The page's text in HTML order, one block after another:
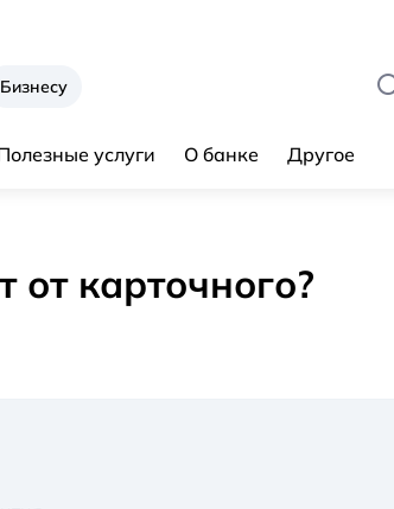
Бизнесу
услуги О банке Другое
от карточного?